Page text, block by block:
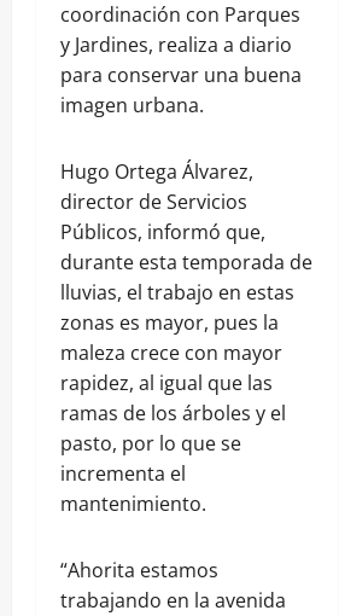
coordinación con Parques
y Jardines, realiza a diario
para conservar una buena
imagen urbana.
Hugo Ortega Álvarez,
director de Servicios
Públicos, informó que,
durante esta temporada de
lluvias, el trabajo en estas
zonas es mayor, pues la
maleza crece con mayor
rapidez, al igual que las
ramas de los árboles y el
pasto, por lo que se
incrementa el
mantenimiento.
“Ahorita estamos
trabajando en la avenida